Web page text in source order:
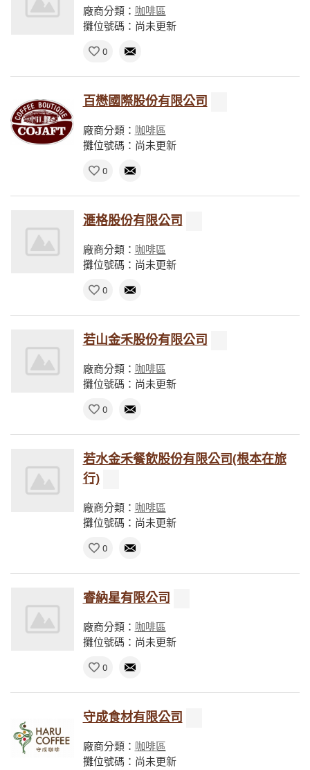
廠商分類： 咖啡區
攤位號碼：尚未更新
0
百懋國際股份有限公司
廠商分類： 咖啡區
攤位號碼：尚未更新
0
滙格股份有限公司
廠商分類： 咖啡區
攤位號碼：尚未更新
0
若山金禾股份有限公司
廠商分類： 咖啡區
攤位號碼：尚未更新
0
若水金禾餐飲股份有限公司(根本在旅
行)
廠商分類： 咖啡區
攤位號碼：尚未更新
0
睿納星有限公司
廠商分類： 咖啡區
攤位號碼：尚未更新
0
守成食材有限公司
廠商分類： 咖啡區
攤位號碼：尚未更新